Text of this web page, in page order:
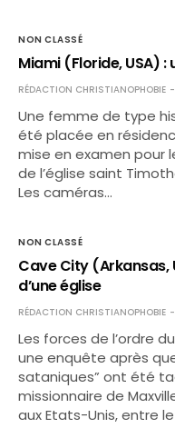
NON CLASSÉ
Miami (Floride, USA)
RÉDACTION CHRISTIANOPHOBIE
Une femme de type
été placée en
mise en examen pour
de l’église saint
Les caméras…
NON CLASSÉ
Cave City (Arkansas,
d’une église
RÉDACTION CHRISTIANOPHOBIE
Les forces de l’ordre
une enquête après
sataniques” ont été
missionnaire de
aux Etats-Unis, entre le